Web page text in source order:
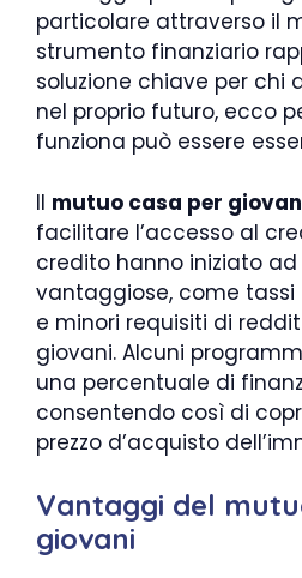
particolare attraverso il
strumento finanziario
soluzione chiave per chi
nel proprio futuro, ecco
funziona può essere
Il mutuo casa per
facilitare l’accesso al
credito hanno iniziato
vantaggiose, come tassi
e minori requisiti di
giovani. Alcuni
una percentuale di
consentendo così di
prezzo d’acquisto
Vantaggi del
giovani